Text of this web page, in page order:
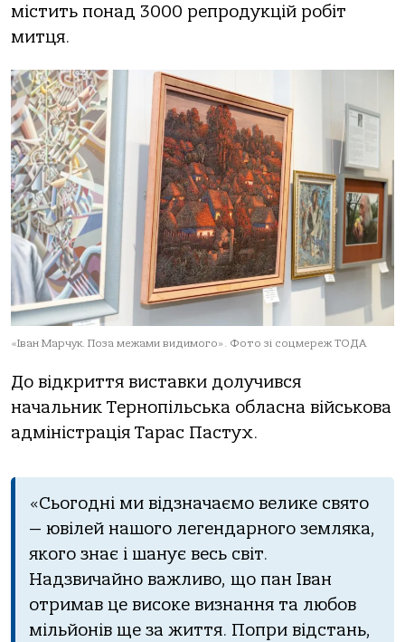
містить понад 3000 репродукцій робіт
митця.
«Іван Марчук. Поза межами видимого». Фото зі соцмереж ТОДА
До відкриття виставки долучився
начальник Тернопільська обласна військова
адміністрація Тарас Пастух.
«Сьогодні ми відзначаємо велике свято
— ювілей нашого легендарного земляка,
якого знає і шанує весь світ.
Надзвичайно важливо, що пан Іван
отримав це високе визнання та любов
мільйонів ще за життя. Попри відстань,